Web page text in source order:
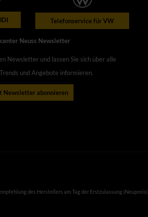
Telefonservice für VW
Neuss Newsletter
Newsletter und lassen Sie sich über alle
und Angebote informieren.
Newsletter abonnieren
des Herstellers am Tag der Erstzulassung (Neupreis).